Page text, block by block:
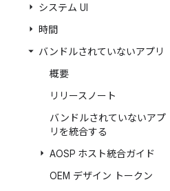
システム UI
時間
バンドルされていないアプリ
概要
リリースノート
バンドルされていないアプ
リを統合する
AOSP ホスト統合ガイド
OEM デザイン トークン